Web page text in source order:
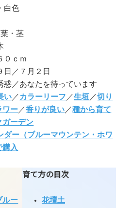
白色
・茎
０ｃｍ
日／７月２日
惑／あなたを待っています
い ／ カラーリーフ ／生垣 ／切り
ワー ／香りが良い ／種から育て
ガーデン
ダー（ブルーマウンテン・ホワ
購入
ルー
育て方の目次
花壇土